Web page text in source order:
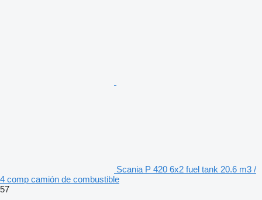
Scania P 420 6x2 fuel tank 20.6 m3 /
4 comp camión de combustible
57